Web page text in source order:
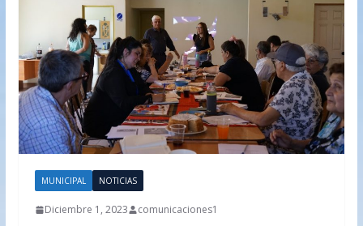
MUNICIPAL NOTICIAS
Diciembre 1, 2023 comunicaciones1